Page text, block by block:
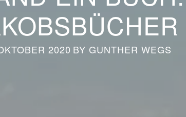
2020 BY GUNTHER WEGS